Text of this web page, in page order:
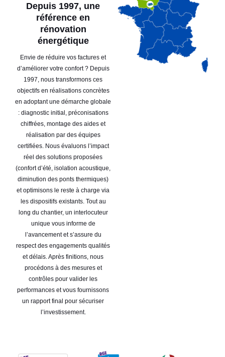
Depuis 1997, une
référence en
rénovation
énergétique
Envie de réduire vos factures et
d’améliorer votre confort ? Depuis
1997, nous transformons ces
objectifs en réalisations concrètes
en adoptant une démarche globale
: diagnostic initial, préconisations
chiffrées, montage des aides et
réalisation par des équipes
certifiées. Nous évaluons l’impact
réel des solutions proposées
(confort d’été, isolation acoustique,
diminution des ponts thermiques)
et optimisons le reste à charge via
les dispositifs existants. Tout au
long du chantier, un interlocuteur
unique vous informe de
l’avancement et s’assure du
respect des engagements qualités
et délais. Après finitions, nous
procédons à des mesures et
contrôles pour valider les
performances et vous fournissons
un rapport final pour sécuriser
l’investissement.